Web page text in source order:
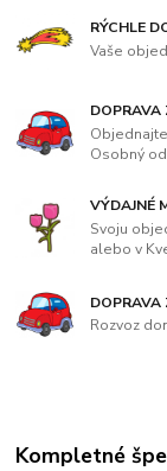
RÝCHLE
Vaše
Osobný
VÝDAJNÉ
Svoju
alebo v
Rozvoz
Kompletné